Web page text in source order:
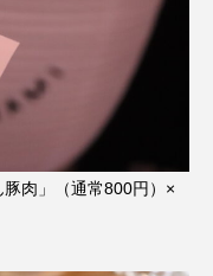
肉」（通常800円）×